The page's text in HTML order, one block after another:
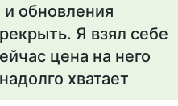
обновления
Я взял себе
цена на него
хватает